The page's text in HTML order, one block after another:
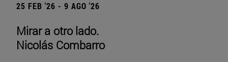
25 FEB '26 - 9 AGO '26
Mirar a otro lado.
Nicolás Combarro